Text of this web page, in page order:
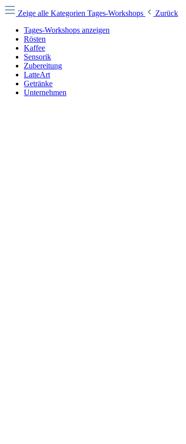
Zeige alle Kategorien Tages-Workshops
Zurück
Tages-Workshops anzeigen
Rösten
Kaffee
Sensorik
Zubereitung
LatteArt
Getränke
Unternehmen